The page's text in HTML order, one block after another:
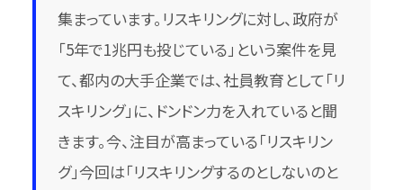
集まっています。リスキリングに対し、政府が
「5年で1兆円も投じている」という案件を見
て、都内の大手企業では、社員教育として「リ
スキリング」に、ドンドン力を入れていると聞
きます。今、注目が高まっている「リスキリン
グ」今回は「リスキリングするのとしないのと